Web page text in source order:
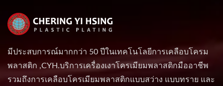
มีประสบการณ์มากกว่า 50 ปีในเทคโนโลยีการเคลือบโครม
พลาสติก ,CYH.บริการเครื่องเงาโครเมียมพลาสติกมืออาชีพ
รวมถึงการเคลือบโครเมียมพลาสติกแบบสว่าง แบบทราย และ